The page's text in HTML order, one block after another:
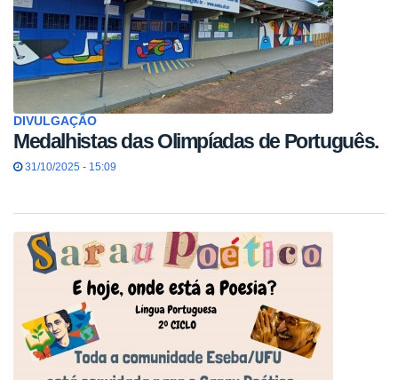
DIVULGAÇÃO
Medalhistas das Olimpíadas de Português.
31/10/2025 - 15:09